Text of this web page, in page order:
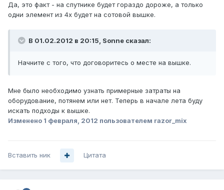
Да, это факт - на спутнике будет гораздо дороже, а только
одни элемент из 4х будет на сотовой вышке.
В 01.02.2012 в 20:15, Sonne сказал:
Начните с того, что договоритесь о месте на вышке.
Мне было необходимо узнать примерные затраты на
оборудование, потянем или нет. Теперь в начале лета буду
искать подходы к вышке.
Изменено 1 февраля, 2012 пользователем razor_mix
Вставить ник Цитата